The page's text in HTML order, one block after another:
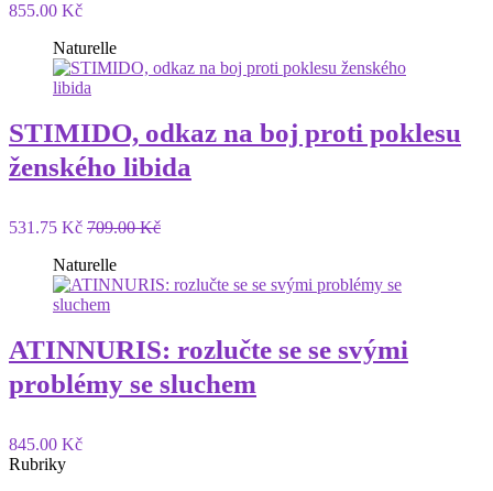
855.00 Kč
Naturelle
STIMIDO, odkaz na boj proti poklesu
ženského libida
531.75 Kč 709.00 Kč
Naturelle
ATINNURIS: rozlučte se se svými
problémy se sluchem
845.00 Kč
Rubriky